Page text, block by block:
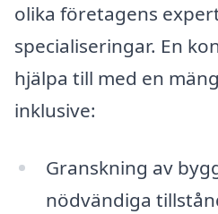
olika företagens
specialiseringar. En
hjälpa till med en
inklusive:
Granskning av
nödvändiga